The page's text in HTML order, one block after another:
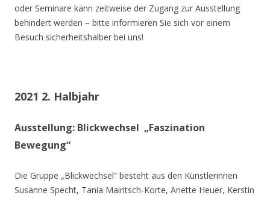
oder Seminare kann zeitweise der Zugang zur Ausstellung
behindert werden – bitte informieren Sie sich vor einem
Besuch sicherheitshalber bei uns!
2021 2. Halbjahr
Ausstellung: Blickwechsel „Faszination
Bewegung“
Die Gruppe „Blickwechsel“ besteht aus den Künstlerinnen
Susanne Specht, Tania Mairitsch-Korte, Anette Heuer, Kerstin